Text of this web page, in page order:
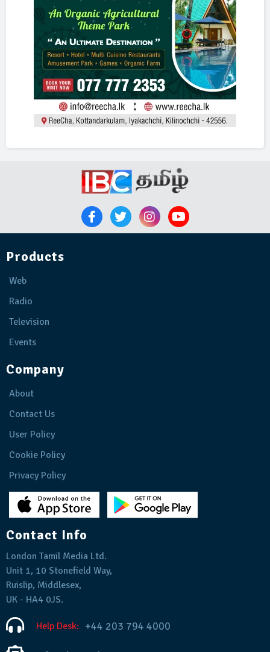
Products
Web
Radio
Television
Events
Company
About
Contact Us
User Policy
Cookie Policy
Privacy Policy
Contact Info
London Tamil Media Ltd.
Unit 1, 10 Stonefield Way,
Ruislip, Middlesex,
UK - HA4 0JS.
Help Desk: +44 203 794 4000